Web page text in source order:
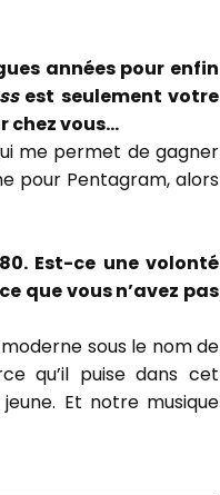
années pour enfin
est seulement votre
chez vous…
me permet de gagner
pour Pentagram, alors
Est-ce une volonté
que vous n’avez pas
sous le nom de
qu’il puise dans cet
Et notre musique